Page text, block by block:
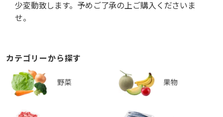
少変動致します。予めご了承の上ご購入くださいま
せ。
カテゴリーから探す